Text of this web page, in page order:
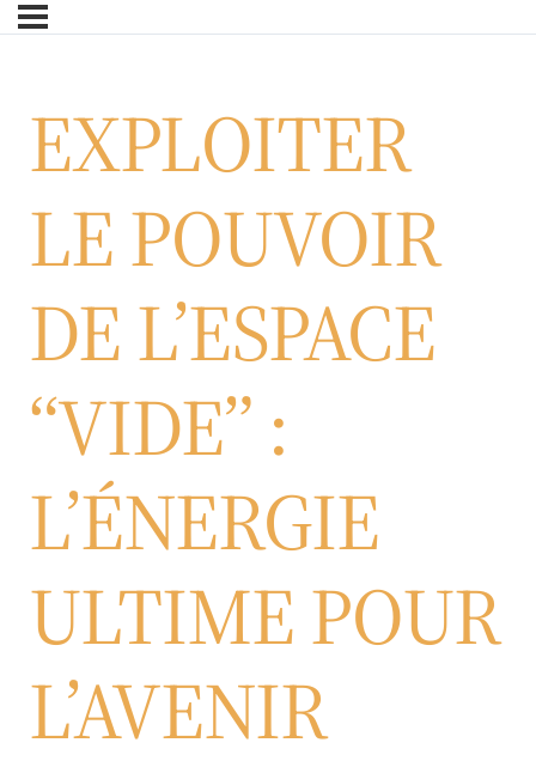
Skip
contentEXPLOITER
LE POUVOIR
DE L’ESPACE
“VIDE” :
L’ÉNERGIE
ULTIME POUR
L’AVENIR